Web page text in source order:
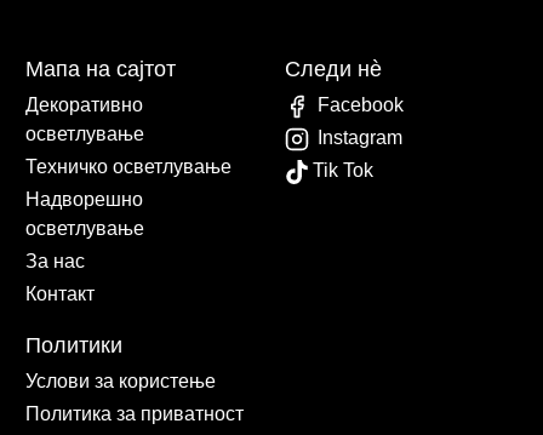
Мапа на сајтот
Декоративно
осветлување
Техничко осветлување
Надворешно
осветлување
За нас
Контакт
Политики
Услови за користење
Политика за приватност
Следи нè
Facebook
Instagram
Tik Tok